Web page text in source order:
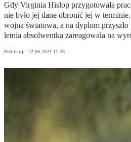
Gdy Virginia Hislop przygotowała
nie było jej dane obronić jej w
wojna światowa, a na dyplom
letnia absolwentka zareagowała na
Publikacja: 22.06.2024 11:28